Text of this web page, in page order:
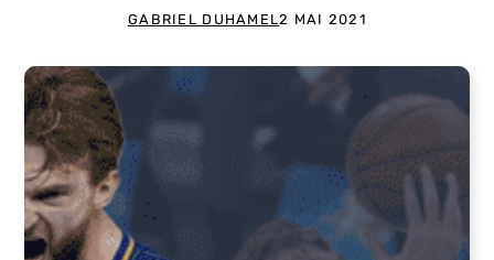
GABRIEL DUHAMEL2 MAI 2021